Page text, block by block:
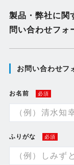
製品・弊社に関
問い合わせフォ
お問い合わせフ
お名前 必須
ふりがな 必須